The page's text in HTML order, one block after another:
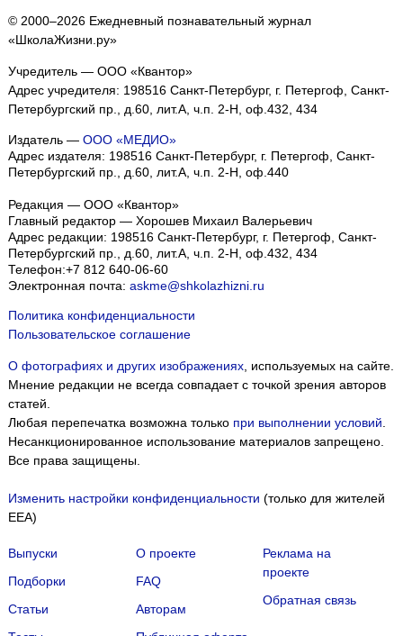
© 2000–2026 Ежедневный познавательный журнал
«ШколаЖизни.ру»
Учредитель — ООО «Квантор»
Адрес учредителя: 198516 Санкт-Петербург, г. Петергоф, Санкт-
Петербургский пр., д.60, лит.А, ч.п. 2-Н, оф.432, 434
Издатель — ООО «МЕДИО»
Адрес издателя: 198516 Санкт-Петербург, г. Петергоф, Санкт-
Петербургский пр., д.60, лит.А, ч.п. 2-Н, оф.440
Редакция — ООО «Квантор»
Главный редактор — Хорошев Михаил Валерьевич
Адрес редакции: 198516 Санкт-Петербург, г. Петергоф, Санкт-
Петербургский пр., д.60, лит.А, ч.п. 2-Н, оф.432, 434
Телефон:+7 812 640-06-60
Электронная почта: askme@shkolazhizni.ru
Политика конфиденциальности
Пользовательское соглашение
О фотографиях и других изображениях, используемых на сайте.
Мнение редакции не всегда совпадает с точкой зрения авторов
статей.
Любая перепечатка возможна только при выполнении условий.
Несанкционированное использование материалов запрещено.
Все права защищены.
Изменить настройки конфиденциальности (только для жителей
EEA)
Выпуски
Подборки
Статьи
О проекте
FAQ
Авторам
Реклама на
проекте
Обратная связь